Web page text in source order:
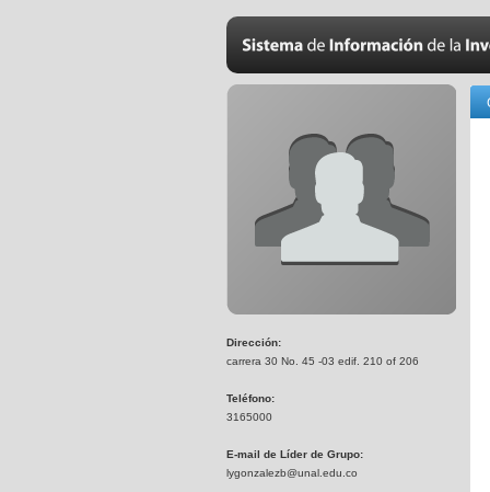
Dirección:
carrera 30 No. 45 -03 edif. 210 of 206
Teléfono:
3165000
E-mail de Líder de Grupo:
lygonzalezb@unal.edu.co